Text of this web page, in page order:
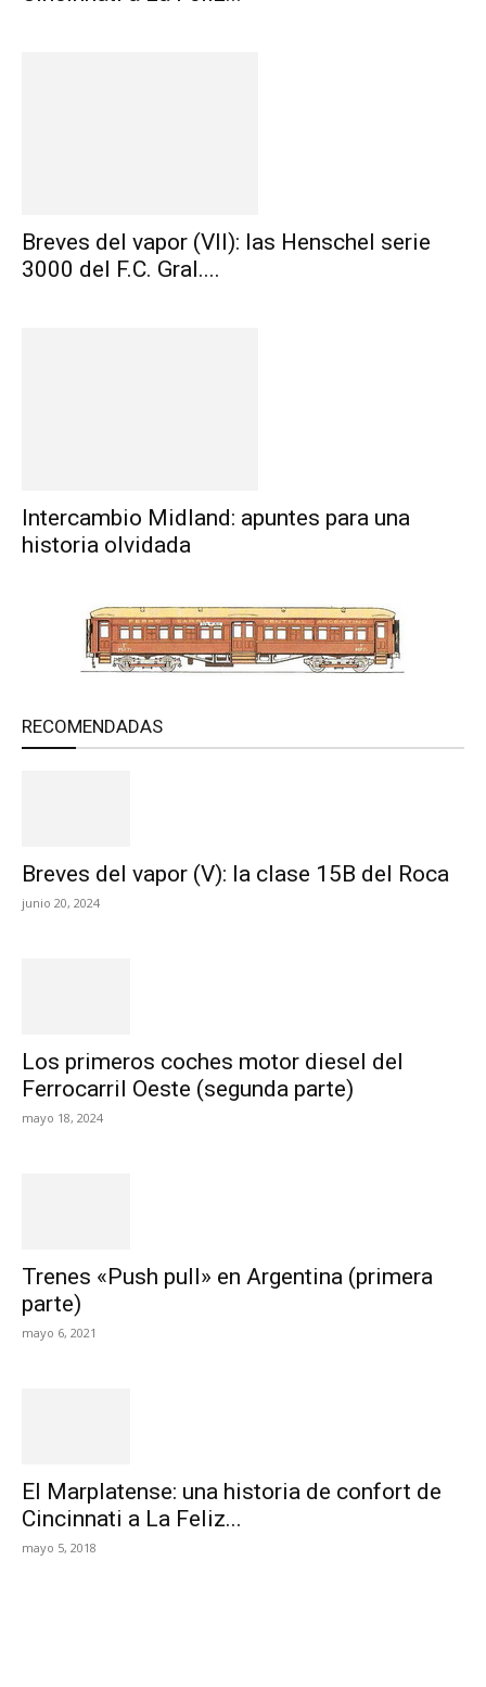
Breves del vapor (VII): las Henschel serie
3000 del F.C. Gral....
Intercambio Midland: apuntes para una
historia olvidada
RECOMENDADAS
Breves del vapor (V): la clase 15B del Roca
junio 20, 2024
Los primeros coches motor diesel del
Ferrocarril Oeste (segunda parte)
mayo 18, 2024
Trenes «Push pull» en Argentina (primera
parte)
mayo 6, 2021
El Marplatense: una historia de confort de
Cincinnati a La Feliz...
mayo 5, 2018